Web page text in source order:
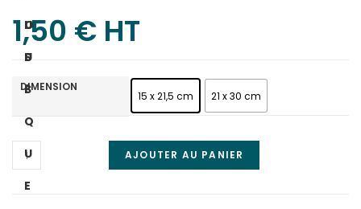
I
F
I
Q
U
E
U
S
?
O
U
S
1,50 € HT
DIMENSION
15 x 21,5 cm 21 x 30 cm
AJOUTER AU PANIER